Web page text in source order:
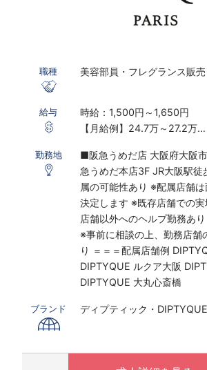
職種 美容部員・フレグランス販売
給与
時給：1,500円～1,650円
【月給例】24.7万～27.2万
※研修期間あり
※時給は経験・スキルにより
〇下記の場合は、割増した
す。
※ 実働8時間以上は1.25倍
※ 夜10時以降は1.25倍
制服購入補助制度あり／毎月
勤務地
■阪急うめだ店 大阪府大阪
急うめだ本店3F JR大阪駅
属の可能性あり ※配属店舗
決定します ※既存店舗での
店舗以外へのヘルプ勤務あり
※事前に相談の上、勤務店舗
り ＝＝＝配属店舗例
DIPTYQUE ルクア大阪
DIPTYQUE 大丸心斎橋
ブランド ディプティック・DIPTYQUE